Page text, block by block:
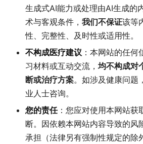
生成式AI能力或处理由AI生成的
术与客观条件， 我们不保证该等
性、完整性、及时性或适用性。
不构成医疗建议 ：本网站的任
习材料或互动交流， 均不构成对
断或治疗方案。如涉及健康问题
业人士咨询。
您的责任：您应对使用本网站获
断。因依赖本网站内容导致的风
承担（法律另有强制性规定的除